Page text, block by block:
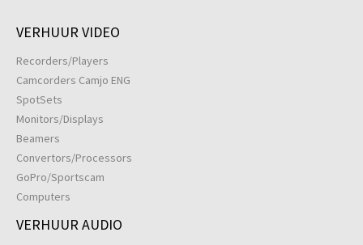
VERHUUR VIDEO
Recorders/Players
Camcorders Camjo ENG
SpotSets
Monitors/Displays
Beamers
Convertors/Processors
GoPro/Sportscam
Computers
VERHUUR AUDIO